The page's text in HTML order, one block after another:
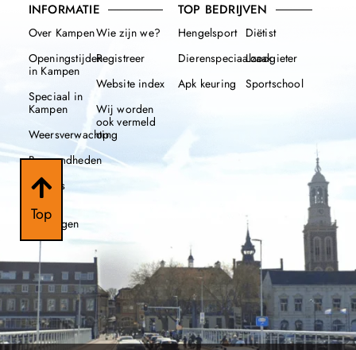
Top
INFORMATIE
Over Kampen
Openingstijden
in Kampen
Speciaal in
Kampen
Weersverwachting
Beroemdheden
Nieuws
112
meldingen
Wie zijn we?
Registreer
Website index
Wij worden
ook vermeld
op
TOP BEDRIJVEN
Hengelsport
Dierenspeciaalzaak
Apk keuring
Diëtist
Loodgieter
Sportschool